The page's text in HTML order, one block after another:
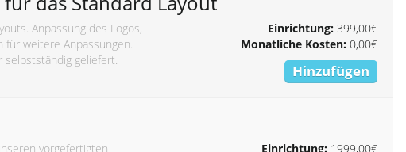
Anpassung des Logos,
für weitere Anpassungen.
selbstständig geliefert.
Einrichtung:399,00€
Monatliche Kosten:0,00€
Hinzufügen
vorgefertigten
Einrichtung:1999,00€